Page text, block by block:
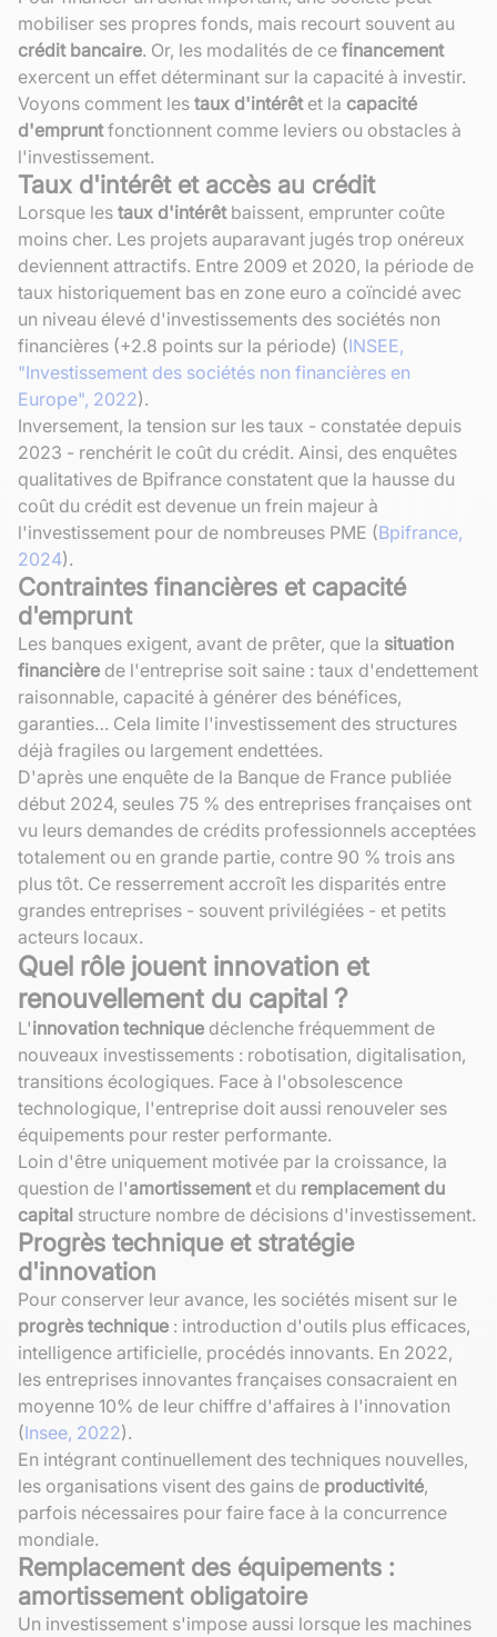
mobiliser ses propres fonds, mais recourt souvent au
crédit bancaire. Or, les modalités de ce financement
exercent un effet déterminant sur la capacité à investir.
Voyons comment les taux d'intérêtet la capacité
d'empruntfonctionnent comme leviers ou obstacles à
l'investissement.
Taux d'intérêt et accès au crédit
Lorsque les taux d'intérêtbaissent, emprunter coûte
moins cher. Les projets auparavant jugés trop onéreux
deviennent attractifs. Entre 2009 et 2020, la période de
taux historiquement bas en zone euro a coïncidé avec
un niveau élevé d'investissements des sociétés non
financières (+2.8 points sur la période) (INSEE,
"Investissement des sociétés non financières en
Europe", 2022).
Inversement, la tension sur les taux - constatée depuis
2023 - renchérit le coût du crédit. Ainsi, des enquêtes
qualitatives de Bpifrance constatent que la hausse du
coût du crédit est devenue un frein majeur à
l'investissement pour de nombreuses PME (Bpifrance,
2024).
Contraintes financières et capacité
d'emprunt
Les banques exigent, avant de prêter, que la situation
financière de l'entreprise soit saine : taux d'endettement
raisonnable, capacité à générer des bénéfices,
garanties… Cela limite l'investissement des structures
déjà fragiles ou largement endettées.
D'après une enquête de la Banque de France publiée
début 2024, seules 75 % des entreprises françaises ont
vu leurs demandes de crédits professionnels acceptées
totalement ou en grande partie, contre 90 % trois ans
plus tôt. Ce resserrement accroît les disparités entre
grandes entreprises - souvent privilégiées - et petits
acteurs locaux.
Quel rôle jouent innovation et
renouvellement du capital ?
L'innovation technique déclenche fréquemment de
nouveaux investissements : robotisation, digitalisation,
transitions écologiques. Face à l'obsolescence
technologique, l'entreprise doit aussi renouveler ses
équipements pour rester performante.
Loin d'être uniquement motivée par la croissance, la
question de l'amortissementet du remplacement du
capital structure nombre de décisions d'investissement.
Progrès technique et stratégie
d'innovation
Pour conserver leur avance, les sociétés misent sur le
progrès technique : introduction d'outils plus efficaces,
intelligence artificielle, procédés innovants. En 2022,
les entreprises innovantes françaises consacraient en
moyenne 10% de leur chiffre d'affaires à l'innovation
(Insee, 2022).
En intégrant continuellement des techniques nouvelles,
les organisations visent des gains de productivité,
parfois nécessaires pour faire face à la concurrence
mondiale.
Remplacement des équipements :
amortissement obligatoire
Un investissement s'impose aussi lorsque les machines